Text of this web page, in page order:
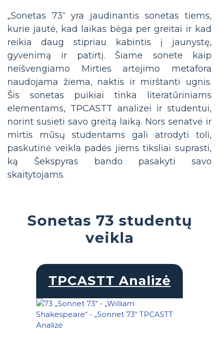
„Sonetas 73“ yra jaudinantis sonetas tiems,
kurie jautė, kad laikas bėga per greitai ir kad
reikia daug stipriau kabintis į jaunystę,
gyvenimą ir patirtį. Šiame sonete kaip
neišvengiamo Mirties artėjimo metafora
naudojama žiema, naktis ir mirštanti ugnis.
Šis sonetas puikiai tinka literatūriniams
elementams, TPCASTT analizei ir studentui,
norint susieti savo greitą laiką. Nors senatvė ir
mirtis mūsų studentams gali atrodyti toli,
paskutinė veikla padės jiems tiksliai suprasti,
ką Šekspyras bando pasakyti savo
skaitytojams.
Sonetas 73 studentų
veikla
TPCASTT Analizė